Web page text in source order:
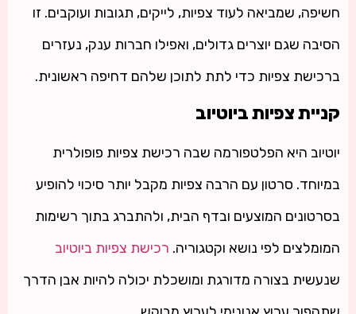
חשיפה, שמביאה לעוד צפיות, לייקים, תגובות ועוקבים. זו
הסיבה שגם יוצרים גדולים, ואפילו חברות ענק, נעזרים
ברכישת צפיות כדי לתת לתוכן שלהם דחיפה ראשונית.
קניית צפיות ביוטיוב
יוטיוב היא הפלטפורמה שבה רכישת צפיות פופולרית
במיוחד. סרטון עם הרבה צפיות מקבל יותר סיכוי להופיע
בסרטונים המוצעים ובדף הבית, ולהתברג בתוך רשימות
המומלצים לפי נושא וקטגוריה. רכישת צפיות ביוטיוב
שנעשית בצורה מדורגת ומושכלת יכולה להיות אבן הדרך